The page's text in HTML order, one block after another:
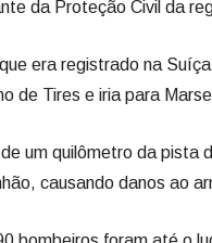
da Proteção Civil da
era registrado na
de Tires e iria para
um quilômetro da pista
causando danos ao